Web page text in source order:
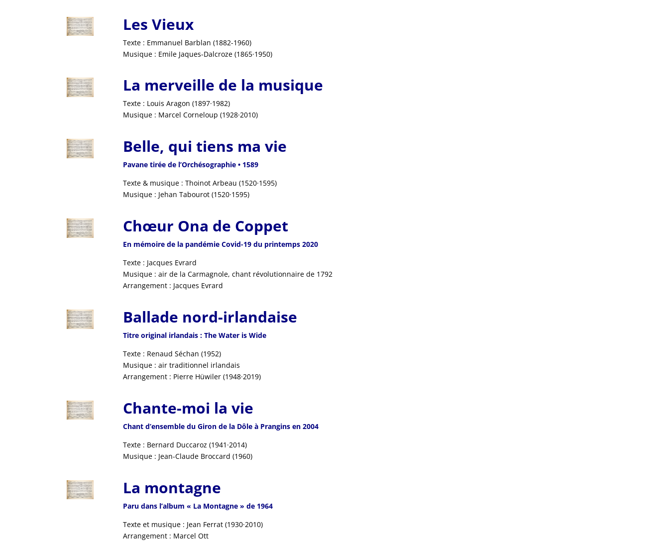
Les Vieux
Texte : Emmanuel Barblan (1882-1960)
Musique : Emile Jaques-Dalcroze (1865·1950)
La merveille de la musique
Texte : Louis Aragon (1897·1982)
Musique : Marcel Corneloup (1928·2010)
Belle, qui tiens ma vie
Pavane tirée de l’Orchésographie • 1589
Texte & musique : Thoinot Arbeau (1520·1595)
Musique : Jehan Tabourot (1520·1595)
Chœur Ona de Coppet
En mémoire de la pandémie Covid-19 du printemps 2020
Texte : Jacques Evrard
Musique : air de la Carmagnole, chant révolutionnaire de 1792
Arrangement : Jacques Evrard
Ballade nord-irlandaise
Titre original irlandais : The Water is Wide
Texte : Renaud Séchan (1952)
Musique : air traditionnel irlandais
Arrangement : Pierre Hüwiler (1948·2019)
Chante-moi la vie
Chant d’ensemble du Giron de la Dôle à Prangins en 2004
Texte : Bernard Duccaroz (1941·2014)
Musique : Jean-Claude Broccard (1960)
La montagne
Paru dans l’album « La Montagne » de 1964
Texte et musique : Jean Ferrat (1930·2010)
Arrangement : Marcel Ott